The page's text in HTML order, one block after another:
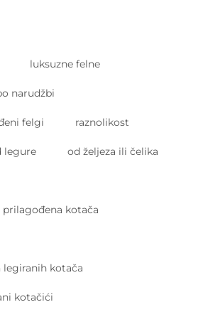
luksuzne felne
narudžbi
felgi raznolikost
legure od željeza ili čelika
kotača
legiranih kotača
kotačići